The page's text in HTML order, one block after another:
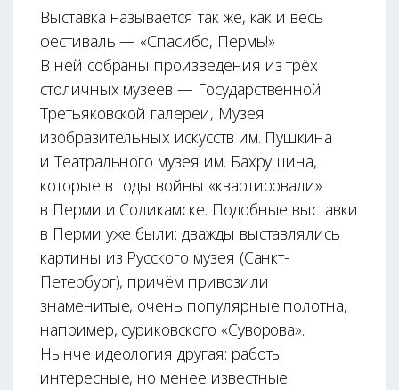
Выставка называется так же, как и весь
фестиваль — «Спасибо, Пермь!»
В ней собраны произведения из трёх
столичных музеев — Государственной
Третьяковской галереи, Музея
изобразительных искусств им. Пушкина
и Театрального музея им. Бахрушина,
которые в годы войны «квартировали»
в Перми и Соликамске. Подобные выставки
в Перми уже были: дважды выставлялись
картины из Русского музея (Санкт-
Петербург), причём привозили
знаменитые, очень популярные полотна,
например, суриковского «Суворова».
Нынче идеология другая: работы
интересные, но менее известные